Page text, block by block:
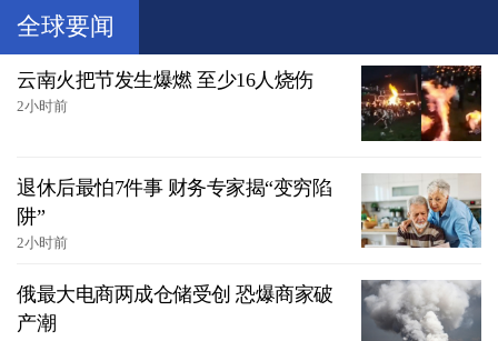
全球要闻
云南火把节发生爆燃 至少16人烧伤
2小时前
退休后最怕7件事 财务专家揭“变穷陷
阱”
2小时前
俄最大电商两成仓储受创 恐爆商家破
产潮